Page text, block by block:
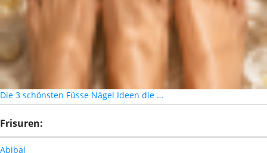
Die 3 schönsten Füsse Nägel Ideen die …
Frisuren:
Abibal